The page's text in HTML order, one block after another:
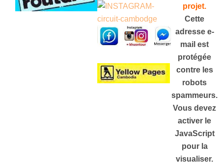
projet.
Cette
adresse e-
mail est
protégée
contre les
robots
spammeurs.
Vous devez
activer le
JavaScript
pour la
visualiser.